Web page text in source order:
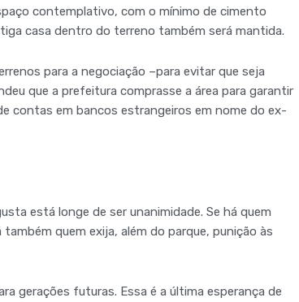
contemplativo, com o mínimo de cimento
casa dentro do terreno também será mantida.
para a negociação –para evitar que seja
que a prefeitura comprasse a área para garantir
contas em bancos estrangeiros em nome do ex-
está longe de ser unanimidade. Se há quem
quem exija, além do parque, punição às
gerações futuras. Essa é a última esperança de